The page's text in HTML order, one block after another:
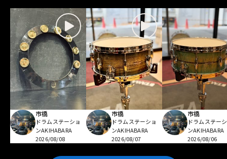
市橋
ドラムステーショ
ンAKIHABARA
2026/08/08
市橋
ドラムステーショ
ンAKIHABARA
2026/08/07
市橋
ドラムステー
ンAKIHABARA
2026/08/06